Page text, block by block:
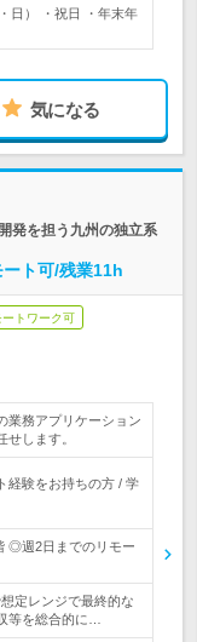
日） ・祝日 ・年末年
気になる
発を担う九州の独立系
ト可/残業11h
ートワーク可
業務アプリケーション
します。
経験をお持ちの方 / 学
◎週2日までのリモー
定レンジで最終的な
等を総合的に…